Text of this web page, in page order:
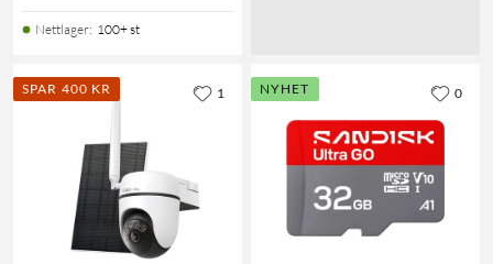
Nettlager: 100+ st
SPAR 400 KR 1 NYHET 0